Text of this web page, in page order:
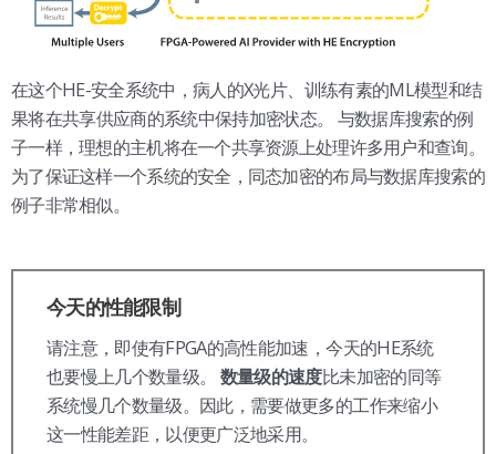
在这个HE-安全系统中，病人的X光片、训练有素的ML模型和结
果将在共享供应商的系统中保持加密状态。 与数据库搜索的例
子一样，理想的主机将在一个共享资源上处理许多用户和查询。
为了保证这样一个系统的安全，同态加密的布局与数据库搜索的
例子非常相似。
今天的性能限制
请注意，即使有FPGA的高性能加速，今天的HE系统
也要慢上几个数量级。
数量级的速度比未加密的同等
系统慢几个数量级。因此，需要做更多的工作来缩小
这一性能差距，以便更广泛地采用。